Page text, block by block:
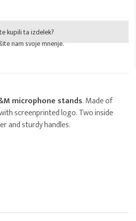
kupili ta izdelek?
nam svoje mnenje.
microphone stands. Made of
screenprinted logo. Two inside
and sturdy handles.